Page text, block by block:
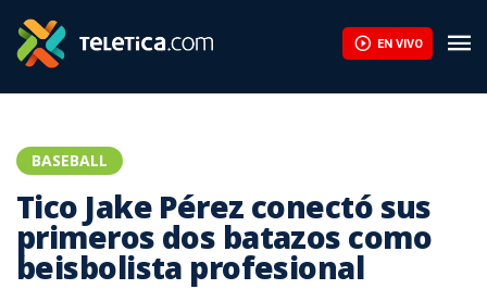
EN VIVO
BASEBALL
Tico Jake Pérez conectó sus
primeros dos batazos como
beisbolista profesional